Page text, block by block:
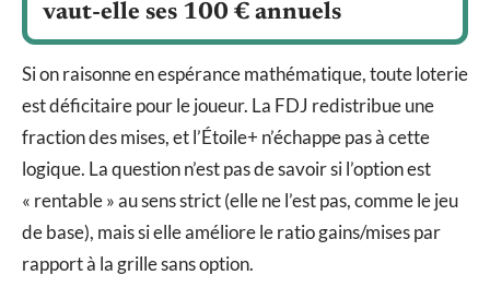
vaut-elle ses 100 € annuels
Si on raisonne en espérance mathématique, toute loterie
est déficitaire pour le joueur. La FDJ redistribue une
fraction des mises, et l’Étoile+ n’échappe pas à cette
logique. La question n’est pas de savoir si l’option est
« rentable » au sens strict (elle ne l’est pas, comme le jeu
de base), mais si elle améliore le ratio gains/mises par
rapport à la grille sans option.